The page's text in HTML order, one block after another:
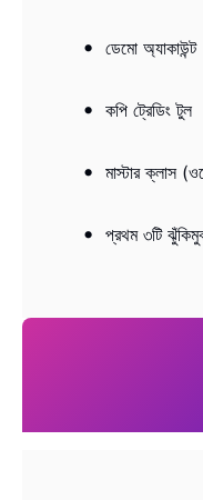
ডেমো অ্যাকাউন্ট
কপি ট্রেডিং টুল
মাস্টার ক্লাস
প্রথম ৩টি